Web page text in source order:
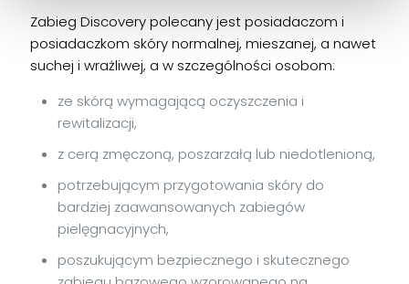
Zabieg Discovery polecany jest posiadaczom i
posiadaczkom skóry normalnej, mieszanej, a nawet
suchej i wrażliwej, a w szczególności osobom:
ze skórą wymagającą oczyszczenia i
rewitalizacji,
z cerą zmęczoną, poszarzałą lub niedotlenioną,
potrzebującym przygotowania skóry do
bardziej zaawansowanych zabiegów
pielęgnacyjnych,
poszukującym bezpiecznego i skutecznego